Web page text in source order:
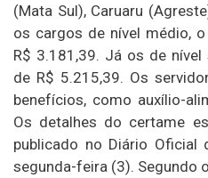
(Mata Sul), Caruaru
os cargos de nível médio,
R$ 3.181,39. Já os de nível
de R$ 5.215,39. Os
benefícios, como auxílio-
Os detalhes do certame
publicado no Diário Oficial
segunda-feira (3). Segundo